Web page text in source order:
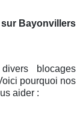
sur Bayonvillers
blocages
pourquoi nos
aider :